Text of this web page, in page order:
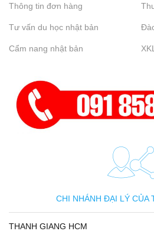
Thông tin đơn hàng
Tư vấn du học nhật bản
Cẩm nang nhật bản
CHI NHÁNH ĐẠI LÝ CỦA
THANH GIANG HCM